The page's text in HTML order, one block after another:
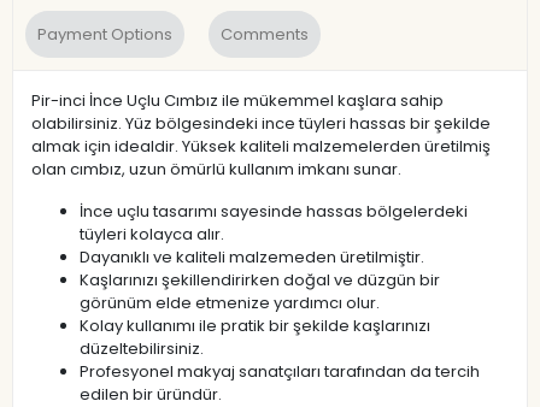
Payment Options Comments
Pir-inci İnce Uçlu Cımbız ile mükemmel kaşlara sahip
olabilirsiniz. Yüz bölgesindeki ince tüyleri hassas bir şekilde
almak için idealdir. Yüksek kaliteli malzemelerden üretilmiş
olan cımbız, uzun ömürlü kullanım imkanı sunar.
İnce uçlu tasarımı sayesinde hassas bölgelerdeki
tüyleri kolayca alır.
Dayanıklı ve kaliteli malzemeden üretilmiştir.
Kaşlarınızı şekillendirirken doğal ve düzgün bir
görünüm elde etmenize yardımcı olur.
Kolay kullanımı ile pratik bir şekilde kaşlarınızı
düzeltebilirsiniz.
Profesyonel makyaj sanatçıları tarafından da tercih
edilen bir üründür.